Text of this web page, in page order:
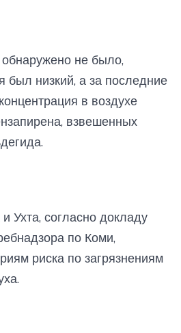
не было,
был низкий, а за последние
в воздухе
взвешенных
Ухта, согласно докладу
по Коми,
риска по загрязнениям